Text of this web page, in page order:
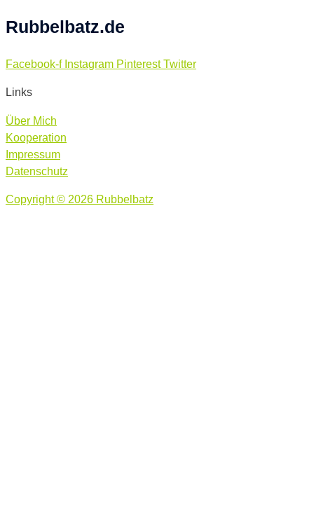
Rubbelbatz.de
Facebook-f Instagram Pinterest Twitter
Links
Über Mich
Kooperation
Impressum
Datenschutz
Copyright © 2026 Rubbelbatz